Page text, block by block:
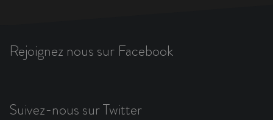
Rejoignez nous sur Facebook
Suivez-nous sur Twitter